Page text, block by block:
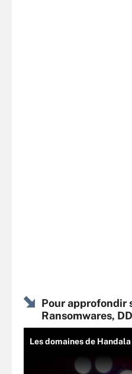
Pour approfondir
Ransomwares,
Les domaines de